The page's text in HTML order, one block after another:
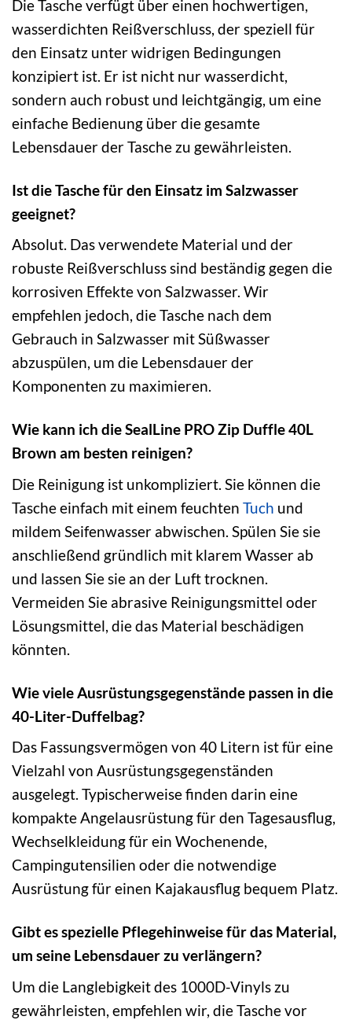
Die Tasche verfügt über einen hochwertigen,
wasserdichten Reißverschluss, der speziell für
den Einsatz unter widrigen Bedingungen
konzipiert ist. Er ist nicht nur wasserdicht,
sondern auch robust und leichtgängig, um eine
einfache Bedienung über die gesamte
Lebensdauer der Tasche zu gewährleisten.
Ist die Tasche für den Einsatz im Salzwasser
geeignet?
Absolut. Das verwendete Material und der
robuste Reißverschluss sind beständig gegen die
korrosiven Effekte von Salzwasser. Wir
empfehlen jedoch, die Tasche nach dem
Gebrauch in Salzwasser mit Süßwasser
abzuspülen, um die Lebensdauer der
Komponenten zu maximieren.
Wie kann ich die SealLine PRO Zip Duffle 40L
Brown am besten reinigen?
Die Reinigung ist unkompliziert. Sie können die
Tasche einfach mit einem feuchten Tuch und
mildem Seifenwasser abwischen. Spülen Sie sie
anschließend gründlich mit klarem Wasser ab
und lassen Sie sie an der Luft trocknen.
Vermeiden Sie abrasive Reinigungsmittel oder
Lösungsmittel, die das Material beschädigen
könnten.
Wie viele Ausrüstungsgegenstände passen in die
40-Liter-Duffelbag?
Das Fassungsvermögen von 40 Litern ist für eine
Vielzahl von Ausrüstungsgegenständen
ausgelegt. Typischerweise finden darin eine
kompakte Angelausrüstung für den Tagesausflug,
Wechselkleidung für ein Wochenende,
Campingutensilien oder die notwendige
Ausrüstung für einen Kajakausflug bequem Platz.
Gibt es spezielle Pflegehinweise für das Material,
um seine Lebensdauer zu verlängern?
Um die Langlebigkeit des 1000D-Vinyls zu
gewährleisten, empfehlen wir, die Tasche vor